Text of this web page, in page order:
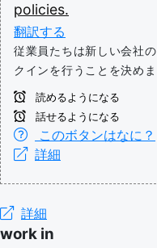
policies.
翻訳する
従業員たちは新しい会社
クインを行うことを決めま
読めるようになる
話せるようになる
このボタンはなに？
詳細
詳細
work in